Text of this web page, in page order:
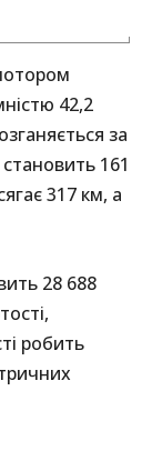
42,2
за
161
317 км, а
28 688
робить